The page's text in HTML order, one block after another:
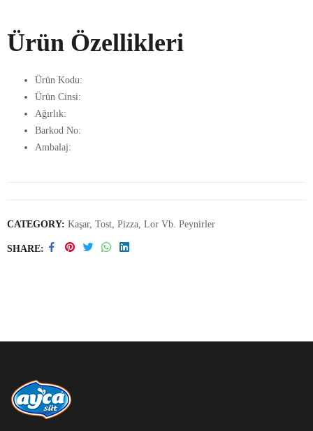
Ürün Özellikleri
Ürün Kodu:
Ürün Cinsi:
Ağırlık:
Barkod No:
Ambalaj:
CATEGORY: Kaşar, Tost, Pizza, Lor Vb. Peynirler
SHARE